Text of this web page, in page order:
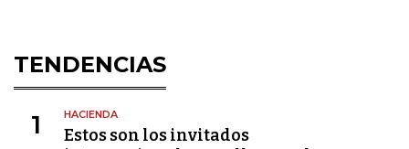
TENDENCIAS
1 HACIENDA
Estos son los invitados